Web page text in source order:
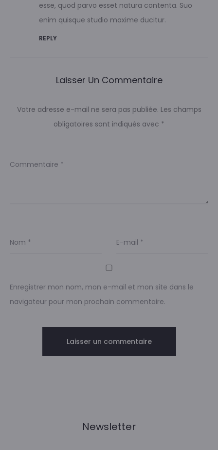
esse, quod parvo esset natura contenta. Suo
enim quisque studio maxime ducitur.
REPLY
Laisser Un Commentaire
Votre adresse e-mail ne sera pas publiée. Les champs
obligatoires sont indiqués avec *
Commentaire *
Nom * E-mail *
Enregistrer mon nom, mon e-mail et mon site dans le
navigateur pour mon prochain commentaire.
Newsletter